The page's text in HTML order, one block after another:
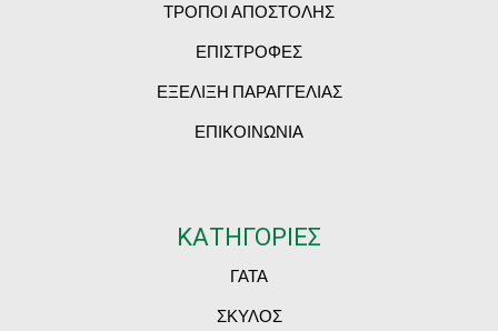
ΤΡΟΠΟΙ ΑΠΟΣΤΟΛΗΣ
ΕΠΙΣΤΡΟΦΕΣ
ΕΞΕΛΙΞΗ ΠΑΡΑΓΓΕΛΙΑΣ
ΕΠΙΚΟΙΝΩΝΙΑ
ΚΑΤΗΓΟΡΙΕΣ
ΓΑΤΑ
ΣΚΥΛΟΣ